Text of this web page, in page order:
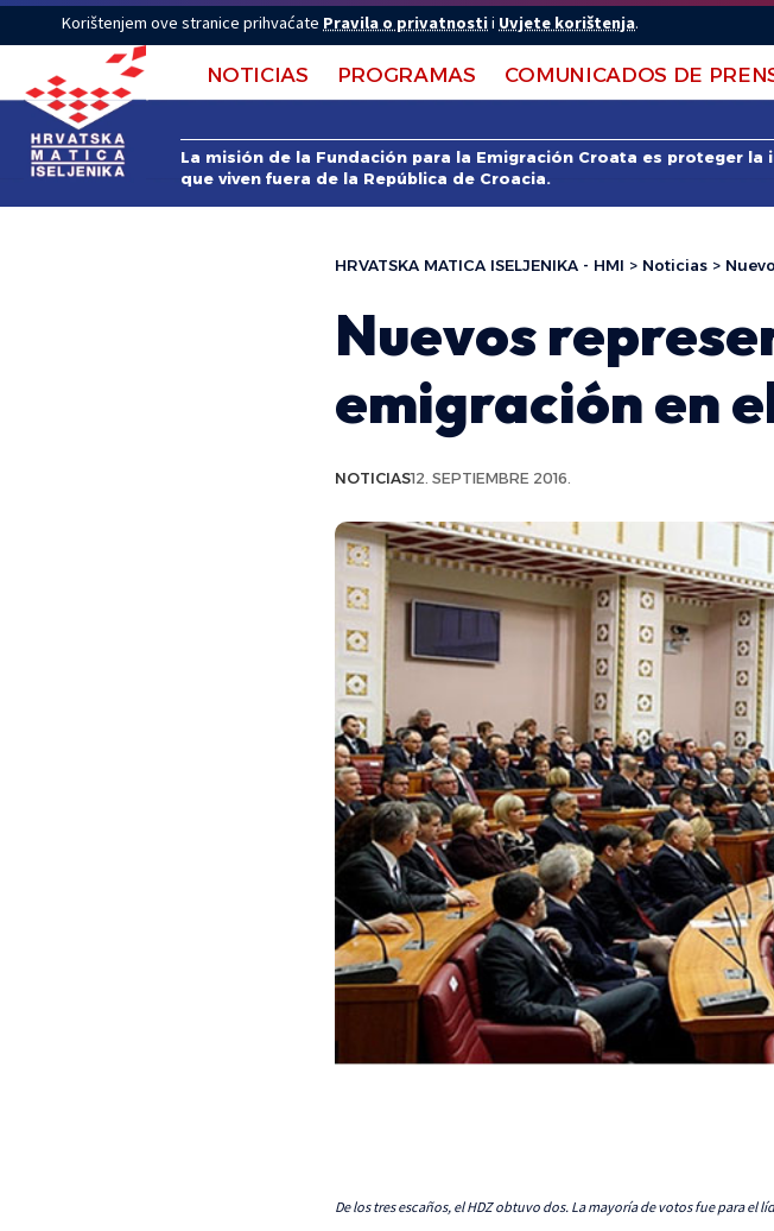
Korištenjem ove stranice prihvaćate Pravila o privatnostii Uvjete korištenja.
NOTICIAS PROGRAMAS COMUNICADOS DE
La misión de la Fundación para la Emigración Croata es proteger
que viven fuera de la República de Croacia.
HRVATSKA MATICA ISELJENIKA - HMI > Noticias >
Nuevos
emigración en
NOTICIAS12. SEPTIEMBRE 2016.
De los tres escaños, el HDZ obtuvo dos. La mayoría de votos fue para el